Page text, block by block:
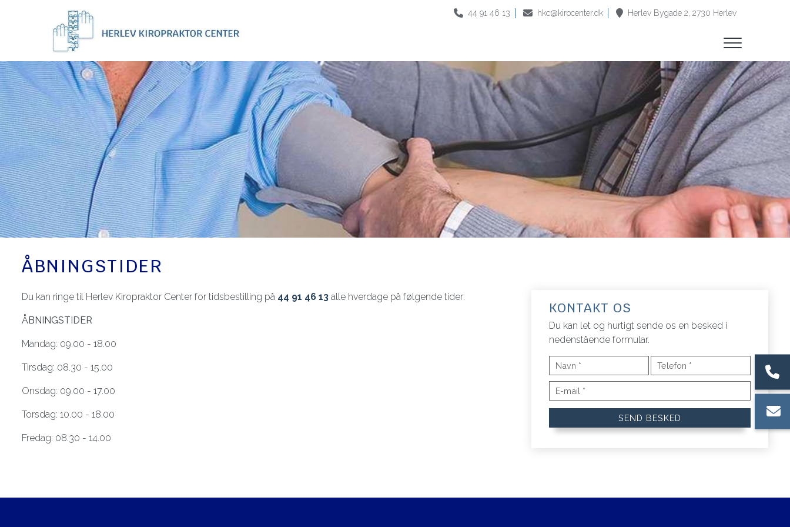
hovedindhold
44 91 46 13 hkc@kirocenter.dk Herlev Bygade 2, ​2730 Herlev​
ÅBNINGSTIDER
​Du kan ringe til Herlev Kiropraktor Center for tidsbestilling på 44 91 46 13 alle hverdage på følgende tider:
​ÅBNINGSTIDER
Mandag: 09.00 - 18.00​
Tirsdag: 08.30 - 15.00​
Onsdag: 09.00 - 17.00​
Torsdag: 10.00 - 18.00​
Fredag: 08.30 - 14.00​
KONTAKT OS
Du kan let og hurtigt sende os en besked i
nedenstående formular.